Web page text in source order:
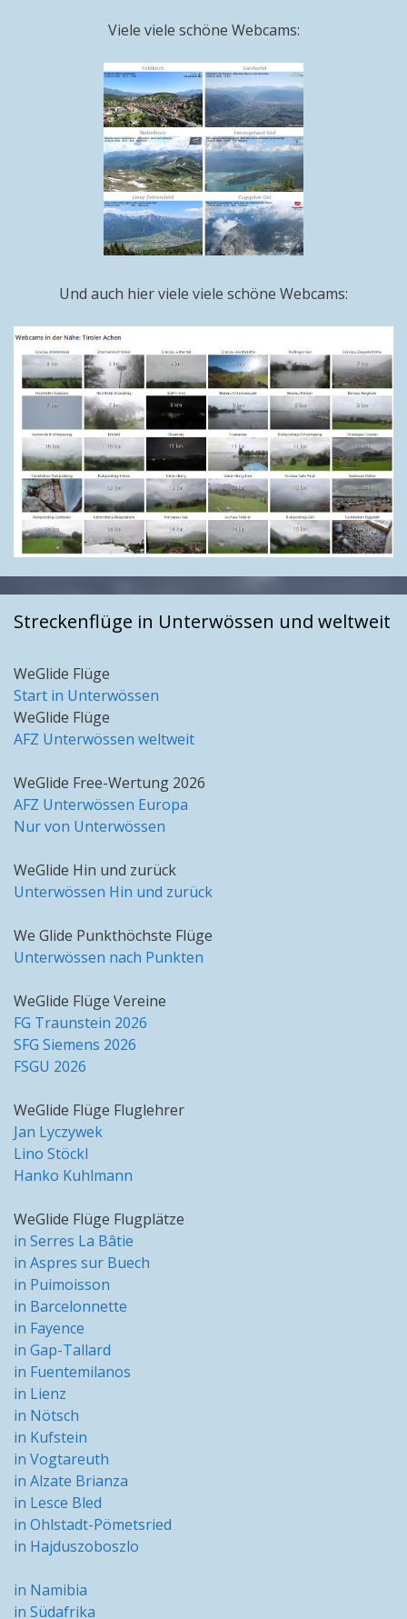
Viele viele schöne Webcams:
Und auch hier viele viele schöne Webcams:
Streckenflüge in Unterwössen und weltweit
WeGlide Flüge
Start in Unterwössen
WeGlide Flüge
AFZ Unterwössen weltweit
WeGlide Free-Wertung 2026
AFZ Unterwössen Europa
Nur von Unterwössen
WeGlide Hin und zurück
Unterwössen Hin und zurück
We Glide Punkthöchste Flüge
Unterwössen nach Punkten
WeGlide Flüge Vereine
FG Traunstein 2026
SFG Siemens 2026
FSGU 2026
WeGlide Flüge Fluglehrer
Jan Lyczywek
Lino Stöckl
Hanko Kuhlmann
WeGlide Flüge Flugplätze
in Serres La Bâtie
in Aspres sur Buech
in Puimoisson
in Barcelonnette
in Fayence
in Gap-Tallard
in Fuentemilanos
in Lienz
in Nötsch
in Kufstein
in Vogtareuth
in Alzate Brianza
in Lesce Bled
in Ohlstadt-Pömetsried
in Hajduszoboszlo
in Namibia
in Südafrika